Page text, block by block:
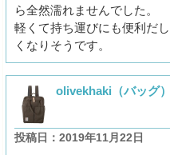
ら全然濡れませんでした。
軽くて持ち運びにも便利だ
くなりそうです。
olivekhaki（バッグ）
投稿日：2019年11月22日